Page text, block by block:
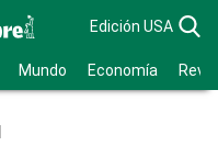
Edición USA
Mundo Economía